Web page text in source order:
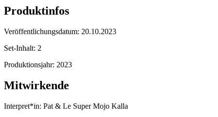
Produktinfos
Veröffentlichungsdatum: 20.10.2023
Set-Inhalt: 2
Produktionsjahr: 2023
Mitwirkende
Interpret*in: Pat & Le Super Mojo Kalla